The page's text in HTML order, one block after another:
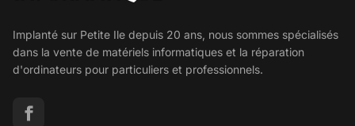
Implanté sur Petite Ile depuis 20 ans, nous sommes spécialisés
dans la vente de matériels informatiques et la réparation
d'ordinateurs pour particuliers et professionnels.